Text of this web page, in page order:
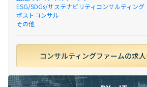
ESG/SDGs/サステナビリティコンサルティング
ポストコンサル
その他
コンサルティングファームの求